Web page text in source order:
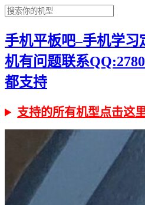
手机平板吧–手机学习
机有问题联系
都支持
支持的所有机型点击这